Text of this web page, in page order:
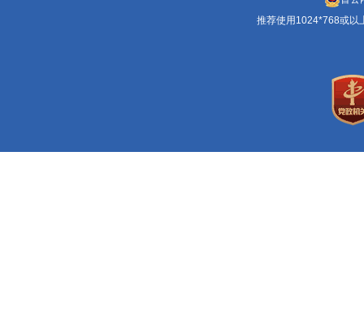
推荐使用1024*768或以